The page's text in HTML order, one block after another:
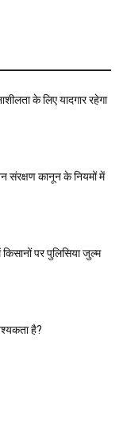
के लिए यादगार रहेगा
संरक्षण कानून के नियमों में
पर पुलिसिया जुल्म
है?